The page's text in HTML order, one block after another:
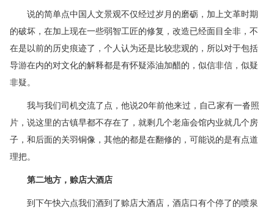
说的简单点中国人文景观不仅经过岁月的磨砺，加上文革时期
的破坏，在加上现在一些弱智工匠的修复，改造已经面目全非，不
在是以前的历史痕迹了，个人认为还是比较悲观的，所以对于包括
导游在内的对文化的解释都是有怀疑添油加醋的，似信非信，似疑
非疑。
我与我们司机交流了点，他说20年前他来过，自己家有一沓照
片，说这里的古镇早都不存在了，就剩几个老庙会馆内业就几个房
子，和后面的关羽铜像，其他的都是在翻修的，可能说的是有点道
理把。
第二地方，赊店大酒店
到下午快六点我们酒到了赊店大酒店，酒店口有个停了的喷泉